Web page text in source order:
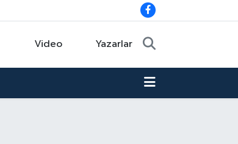
Video Yazarlar